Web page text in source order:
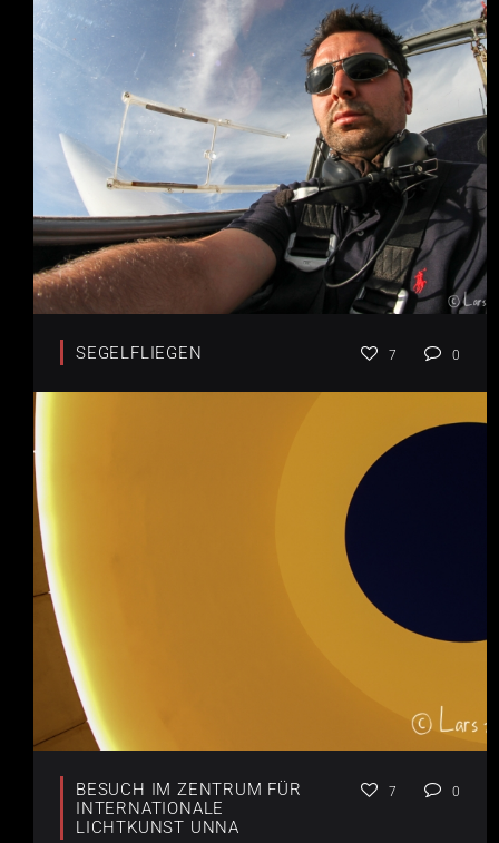
SEGELFLIEGEN 7 0
BESUCH IM ZENTRUM FÜR
INTERNATIONALE
LICHTKUNST UNNA
7 0